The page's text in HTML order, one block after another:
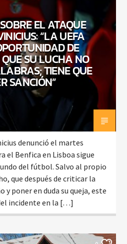
EL ATAQUE
“LA UEFA
DE
SU LUCHA NO
TIENE QUE
SANCIÓN”
denunció el martes
el Benfica en Lisboa sigue
del fútbol. Salvo al propio
que después de criticar la
y poner en duda su queja, este
incidente en la […]